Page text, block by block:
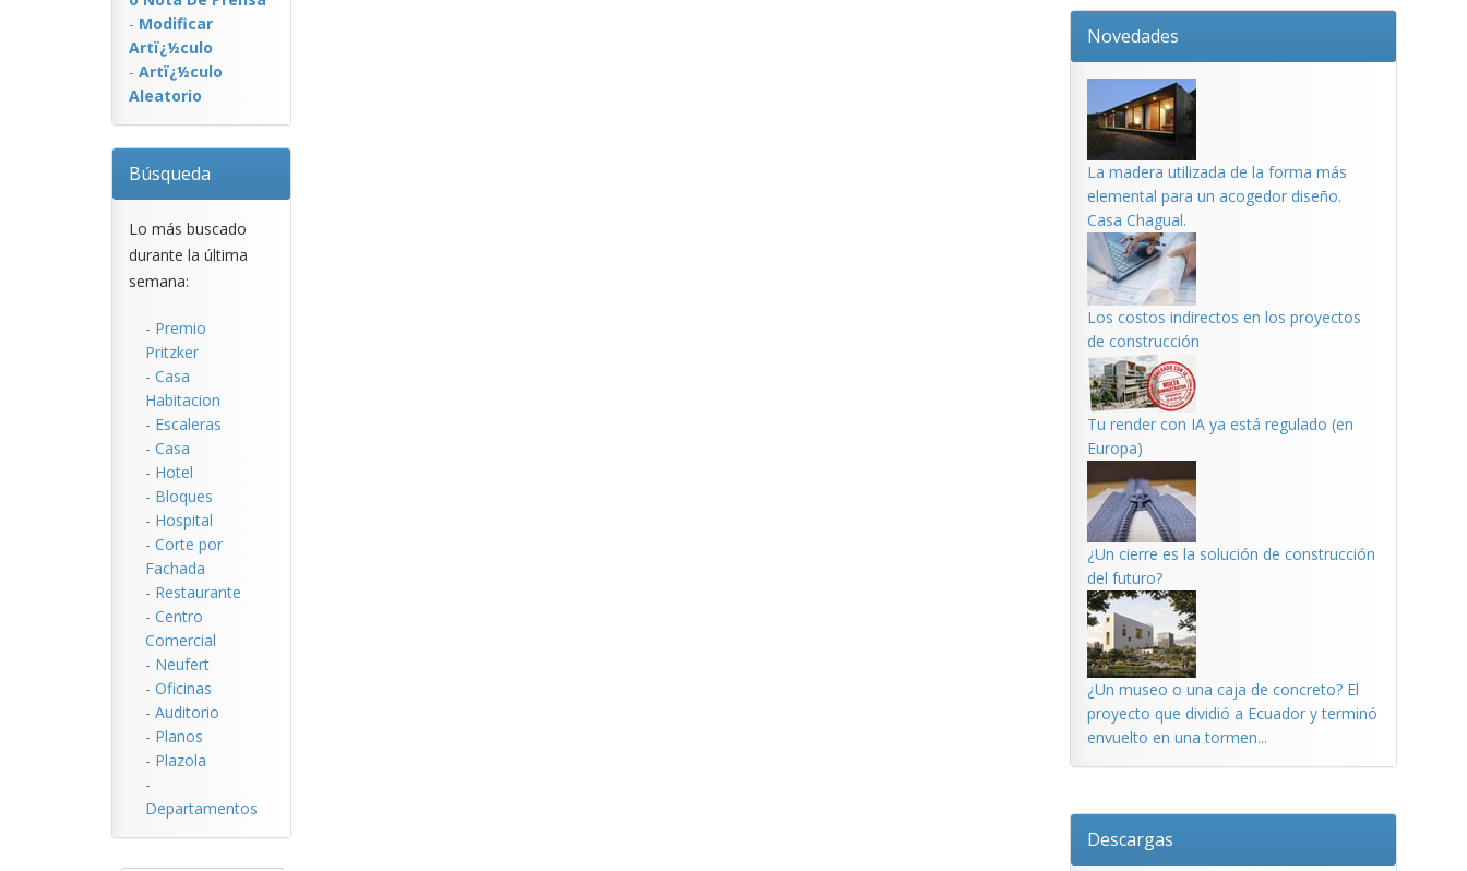
- Modificar
Artï¿½culo
- Artï¿½culo
Aleatorio
Búsqueda
Lo más buscado
durante la última
semana:
- Premio
Pritzker
- Casa
Habitacion
- Escaleras
- Casa
- Hotel
- Bloques
- Hospital
- Corte por
Fachada
- Restaurante
- Centro
Comercial
- Neufert
- Oficinas
- Auditorio
- Planos
- Plazola
-
Departamentos
Novedades
La madera utilizada de la forma más
elemental para un acogedor diseño.
Casa Chagual.
Los costos indirectos en los proyectos
de construcción
Tu render con IA ya está regulado (en
Europa)
¿Un cierre es la solución de construcción
del futuro?
¿Un museo o una caja de concreto? El
proyecto que dividió a Ecuador y terminó
envuelto en una tormen...
Descargas